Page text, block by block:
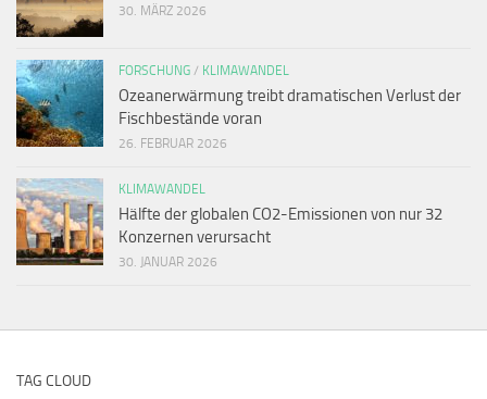
30. MÄRZ 2026
FORSCHUNG / KLIMAWANDEL
Ozeanerwärmung treibt dramatischen Verlust der
Fischbestände voran
26. FEBRUAR 2026
KLIMAWANDEL
Hälfte der globalen CO2-Emissionen von nur 32
Konzernen verursacht
30. JANUAR 2026
TAG CLOUD